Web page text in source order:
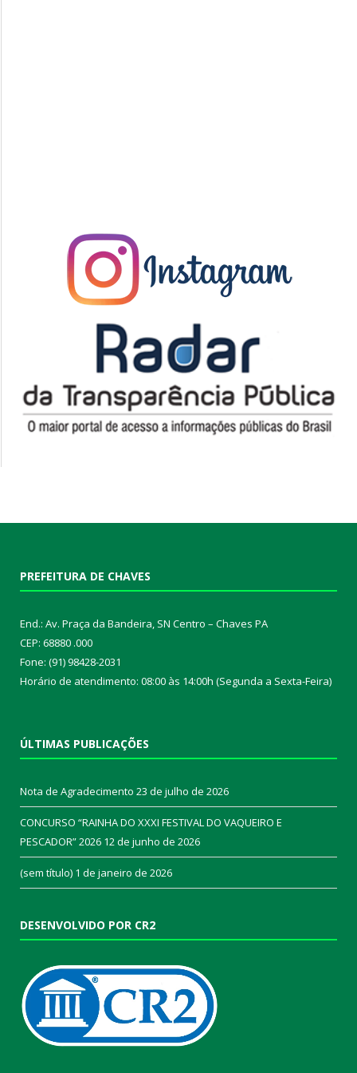
PREFEITURA DE CHAVES
End.: Av. Praça da Bandeira, SN Centro – Chaves PA
CEP: 68880 .000
Fone: (91) 98428-2031
Horário de atendimento: 08:00 às 14:00h (Segunda a Sexta-Feira)
ÚLTIMAS PUBLICAÇÕES
Nota de Agradecimento 23 de julho de 2026
CONCURSO “RAINHA DO XXXI FESTIVAL DO VAQUEIRO E
PESCADOR” 2026 12 de junho de 2026
(sem título) 1 de janeiro de 2026
DESENVOLVIDO POR CR2